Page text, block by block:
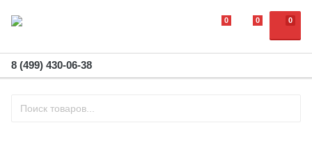
0
0 0
8 (499) 430-06-38